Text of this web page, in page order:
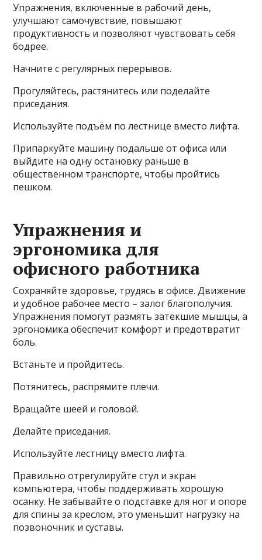
Упражнения, включенные в рабочий день,
улучшают самочувствие, повышают
продуктивность и позволяют чувствовать себя
бодрее.
Начните с регулярных перерывов.
Прогуляйтесь, растянитесь или поделайте
приседания.
Используйте подъём по лестнице вместо лифта.
Припаркуйте машину подальше от офиса или
выйдите на одну остановку раньше в
общественном транспорте, чтобы пройтись
пешком.
Упражнения и
эргономика для
офисного работника
Сохраняйте здоровье, трудясь в офисе. Движение
и удобное рабочее место – залог благополучия.
Упражнения помогут размять затекшие мышцы, а
эргономика обеспечит комфорт и предотвратит
боль.
Встаньте и пройдитесь.
Потянитесь, распрямите плечи.
Вращайте шеей и головой.
Делайте приседания.
Используйте лестницу вместо лифта.
Правильно отрегулируйте стул и экран
компьютера, чтобы поддерживать хорошую
осанку. Не забывайте о подставке для ног и опоре
для спины за креслом, это уменьшит нагрузку на
позвоночник и суставы.